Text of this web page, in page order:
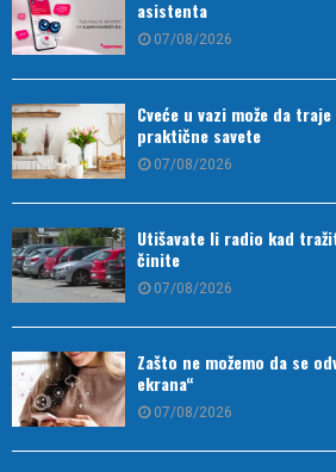
asistenta
07/08/2026
Cveće u vazi može da
praktične savete
07/08/2026
Utišavate li radio kad
činite
07/08/2026
Zašto ne možemo da se
ekrana“
07/08/2026